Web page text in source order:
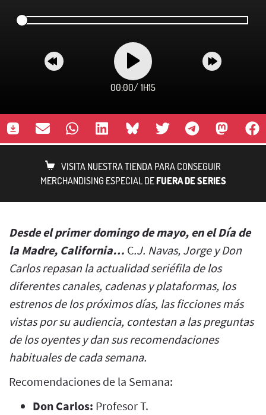
00:00/ 1H15
VISITA NUESTRA TIENDA PARA CONSEGUIR
MERCHANDISING ESPECIAL DEFUERA DE SERIES
Desde el primer domingo de mayo, en el Día de
la Madre, California… C.J. Navas, Jorge y Don
Carlos repasan la actualidad seriéfila de los
diferentes canales, cadenas y plataformas, los
estrenos de los próximos días, las ficciones más
vistas por su audiencia, contestan a las preguntas
de los oyentes y dan sus recomendaciones
habituales de cada semana.
Recomendaciones de la Semana:
Don Carlos: Profesor T.